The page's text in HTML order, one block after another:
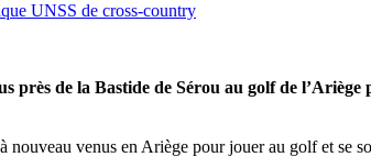
UNSS de cross-country
près de la Bastide de Sérou au golf de
nouveau venus en Ariège pour jouer au golf et se